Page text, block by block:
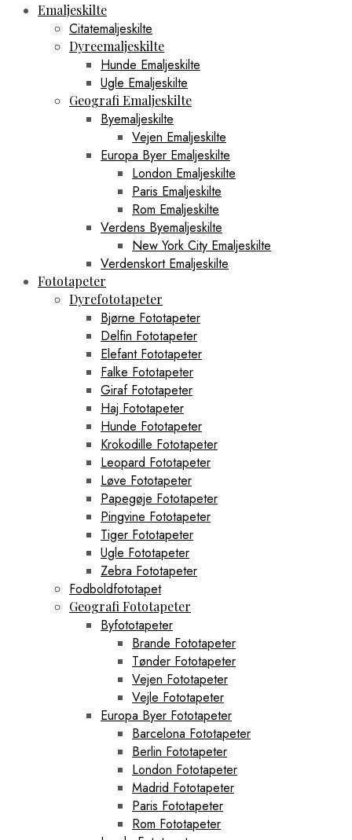
Emaljeskilte
Citatemaljeskilte
Dyreemaljeskilte
Hunde Emaljeskilte
Ugle Emaljeskilte
Geografi Emaljeskilte
Byemaljeskilte
Vejen Emaljeskilte
Europa Byer Emaljeskilte
London Emaljeskilte
Paris Emaljeskilte
Rom Emaljeskilte
Verdens Byemaljeskilte
New York City Emaljeskilte
Verdenskort Emaljeskilte
Fototapeter
Dyrefototapeter
Bjørne Fototapeter
Delfin Fototapeter
Elefant Fototapeter
Falke Fototapeter
Giraf Fototapeter
Haj Fototapeter
Hunde Fototapeter
Krokodille Fototapeter
Leopard Fototapeter
Løve Fototapeter
Papegøje Fototapeter
Pingvine Fototapeter
Tiger Fototapeter
Ugle Fototapeter
Zebra Fototapeter
Fodboldfototapet
Geografi Fototapeter
Byfototapeter
Brande Fototapeter
Tønder Fototapeter
Vejen Fototapeter
Vejle Fototapeter
Europa Byer Fototapeter
Barcelona Fototapeter
Berlin Fototapeter
London Fototapeter
Madrid Fototapeter
Paris Fototapeter
Rom Fototapeter